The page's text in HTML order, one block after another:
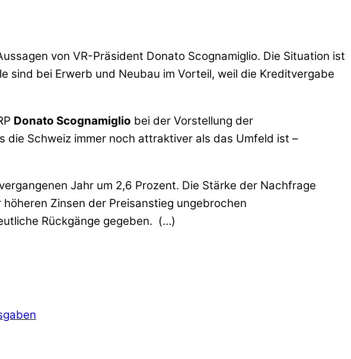
von VR-Präsident Donato Scognamiglio. Die Situation ist
sind bei Erwerb und Neubau im Vorteil, weil die Kreditvergabe
Donato Scognamiglio bei der Vorstellung der
die Schweiz immer noch attraktiver als das Umfeld ist –
Jahr um 2,6 Prozent. Die Stärke der Nachfrage
Zinsen der Preisanstieg ungebrochen
Rückgänge gegeben. (…)